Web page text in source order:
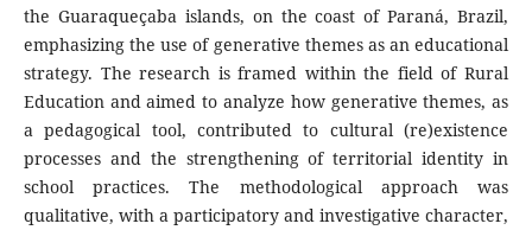
the Guaraqueçaba islands, on the coast of Paraná, Brazil,
emphasizing the use of generative themes as an educational
strategy. The research is framed within the field of Rural
Education and aimed to analyze how generative themes, as
a pedagogical tool, contributed to cultural (re)existence
processes and the strengthening of territorial identity in
school practices. The methodological approach was
qualitative, with a participatory and investigative character,